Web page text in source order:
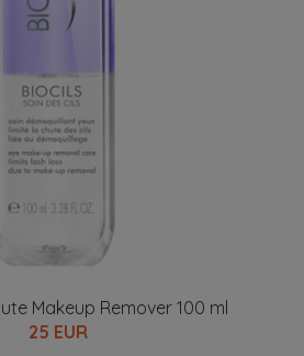
Makeup Remover 100 ml
25 EUR